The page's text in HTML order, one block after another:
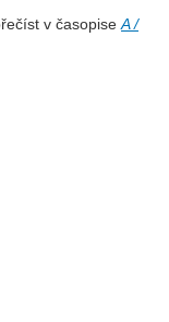
v časopise A /